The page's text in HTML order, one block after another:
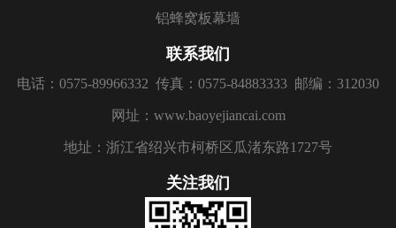
铝蜂窝板幕墙
联系我们
电话：0575-89966332 传真：0575-84883333 邮编：312030
网址：www.baoyejiancai.com
地址：浙江省绍兴市柯桥区瓜渚东路1727号
关注我们